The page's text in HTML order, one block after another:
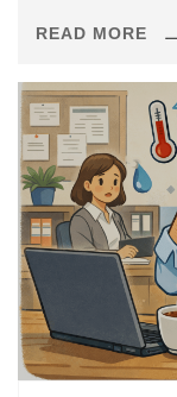
READ MORE